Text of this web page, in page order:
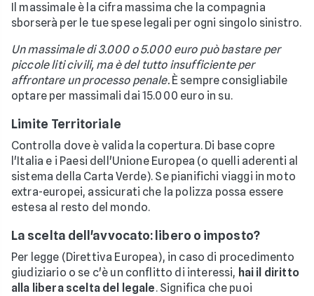
Il massimale è la cifra massima che la compagnia
sborserà per le tue spese legali per ogni singolo sinistro.
Un massimale di 3.000 o 5.000 euro può bastare per
piccole liti civili, ma è del tutto insufficiente per
affrontare un processo penale.È sempre consigliabile
optare per massimali dai 15.000 euro in su.
Limite Territoriale
Controlla dove è valida la copertura. Di base copre
l'Italia e i Paesi dell'Unione Europea (o quelli aderenti al
sistema della Carta Verde). Se pianifichi viaggi in moto
extra-europei, assicurati che la polizza possa essere
estesa al resto del mondo.
La scelta dell'avvocato: libero o imposto?
Per legge (Direttiva Europea), in caso di procedimento
giudiziario o se c'è un conflitto di interessi, hai il diritto
alla libera scelta del legale. Significa che puoi